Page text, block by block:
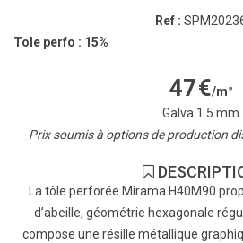
Ref :
Tole perfo : 15%
47€/m²
Galva 1.5 mm
Prix soumis à options de production
La tôle perforée Mirama H40M90
d’abeille, géométrie hexagonale
compose une résille métallique